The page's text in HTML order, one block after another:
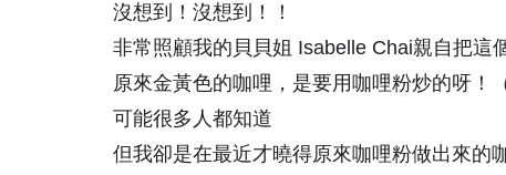
沒想到！沒想到！！
非常照顧我的貝貝姐 Isabelle Chai親自把這
原來金黃色的咖哩，是要用咖哩粉炒的呀！
可能很多人都知道
但我卻是在最近才曉得原來咖哩粉做出來的